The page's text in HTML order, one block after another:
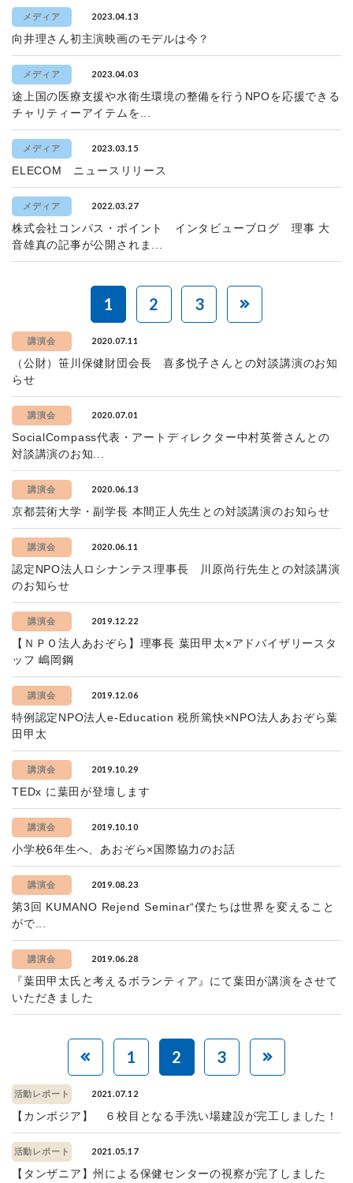
メディア 2023.04.13
向井理さん初主演映画のモデルは今？
メディア 2023.04.03
途上国の医療支援や水衛生環境の整備を行うNPOを応援できる
チャリティーアイテムを...
メディア 2023.03.15
ELECOM ニュースリリース
メディア 2022.03.27
株式会社コンパス・ポイント インタビューブログ 理事 大
音雄真の記事が公開されま...
1 2 3
講演会 2020.07.11
（公財）笹川保健財団会長 喜多悦子さんとの対談講演のお知
らせ
講演会 2020.07.01
SocialCompass代表・アートディレクター中村英誉さんとの
対談講演のお知...
講演会 2020.06.13
京都芸術大学・副学長 本間正人先生との対談講演のお知らせ
講演会 2020.06.11
認定NPO法人ロシナンテス理事長 川原尚行先生との対談講演
のお知らせ
講演会 2019.12.22
【ＮＰＯ法人あおぞら】理事長 葉田甲太×アドバイザリースタ
ッフ 嶋岡鋼
講演会 2019.12.06
特例認定NPO法人e-Education 税所篤快×NPO法人あおぞら葉
田甲太
講演会 2019.10.29
TEDx に葉田が登壇します
講演会 2019.10.10
小学校6年生へ、あおぞら×国際協力のお話
講演会 2019.08.23
第3回 KUMANO Rejend Seminar“僕たちは世界を変えること
がで...
講演会 2019.06.28
『葉田甲太氏と考えるボランティア』にて葉田が講演をさせて
いただきました
1 2 3
活動レポート 2021.07.12
【カンボジア】 ６校目となる手洗い場建設が完工しました！
活動レポート 2021.05.17
【タンザニア】州による保健センターの視察が完了しました